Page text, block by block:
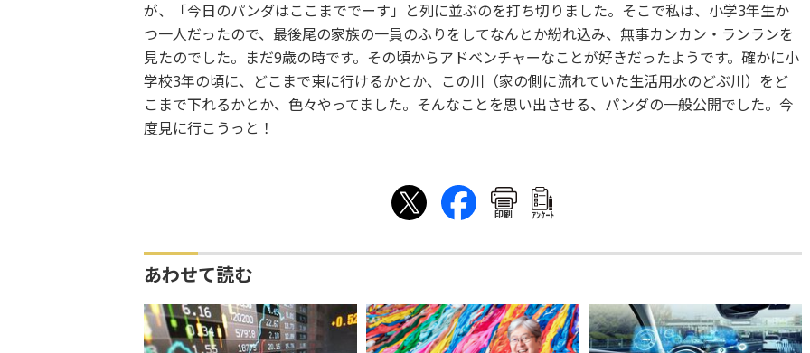
が、「今日のパンダはここまででーす」と列に並ぶのを打ち切りました。そこで私は、小学3年生か
つ一人だったので、最後尾の家族の一員のふりをしてなんとか紛れ込み、無事カンカン・ランランを
見たのでした。まだ9歳の時です。その頃からアドベンチャーなことが好きだったようです。確かに小
学校3年の頃に、どこまで東に行けるかとか、この川（家の側に流れていた生活用水のどぶ川）をど
こまで下れるかとか、色々やってました。そんなことを思い出させる、パンダの一般公開でした。今
度見に行こうっと！
印刷 ｱﾝｹｰﾄ
あわせて読む